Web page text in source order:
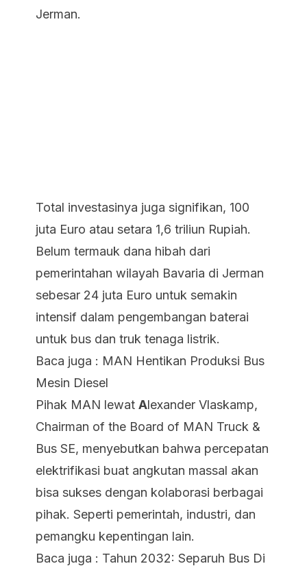
Jerman.
Total investasinya juga signifikan, 100
juta Euro atau setara 1,6 triliun Rupiah.
Belum termauk dana hibah dari
pemerintahan wilayah Bavaria di Jerman
sebesar 24 juta Euro untuk semakin
intensif dalam pengembangan baterai
untuk bus dan truk tenaga listrik.
Baca juga : MAN Hentikan Produksi Bus
Mesin Diesel
Pihak MAN lewat Alexander Vlaskamp,
Chairman of the Board of MAN Truck &
Bus SE, menyebutkan bahwa percepatan
elektrifikasi buat angkutan massal akan
bisa sukses dengan kolaborasi berbagai
pihak. Seperti pemerintah, industri, dan
pemangku kepentingan lain.
Baca juga : Tahun 2032: Separuh Bus Di